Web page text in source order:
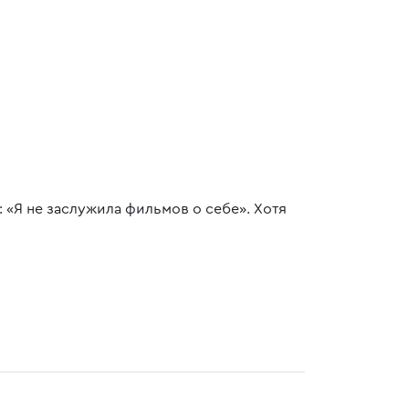
не заслужила фильмов о себе». Хотя